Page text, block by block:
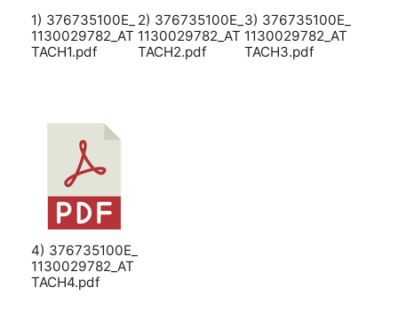
1) 376735100E_
1130029782_AT
TACH1.pdf
2) 376735100E_
1130029782_AT
TACH2.pdf
3) 376735100E_
1130029782_AT
TACH3.pdf
4) 376735100E_
1130029782_AT
TACH4.pdf